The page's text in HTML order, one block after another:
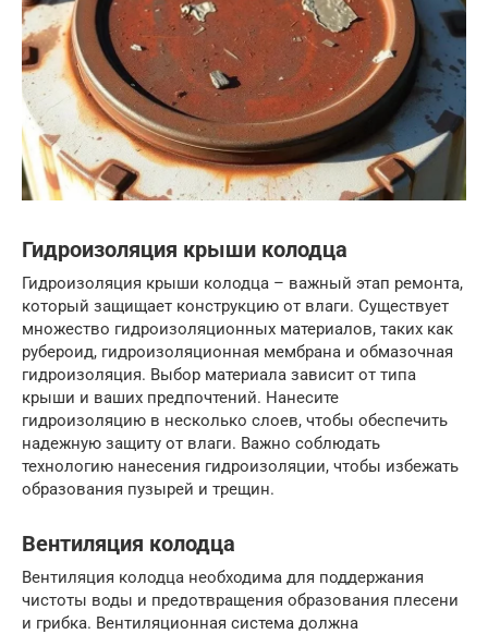
Гидроизоляция крыши колодца
Гидроизоляция крыши колодца – важный этап ремонта,
который защищает конструкцию от влаги. Существует
множество гидроизоляционных материалов, таких как
рубероид, гидроизоляционная мембрана и обмазочная
гидроизоляция. Выбор материала зависит от типа
крыши и ваших предпочтений. Нанесите
гидроизоляцию в несколько слоев, чтобы обеспечить
надежную защиту от влаги. Важно соблюдать
технологию нанесения гидроизоляции, чтобы избежать
образования пузырей и трещин.
Вентиляция колодца
Вентиляция колодца необходима для поддержания
чистоты воды и предотвращения образования плесени
и грибка. Вентиляционная система должна